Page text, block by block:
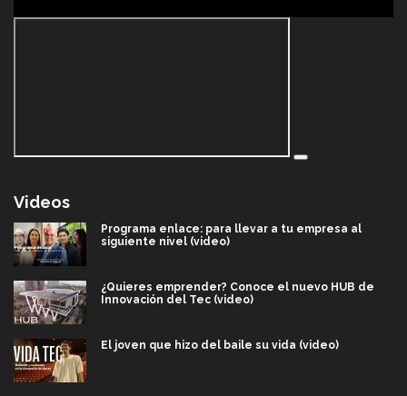
Videos
Programa enlace: para llevar a tu empresa al
siguiente nivel (video)
¿Quieres emprender? Conoce el nuevo HUB de
Innovación del Tec (video)
El joven que hizo del baile su vida (video)